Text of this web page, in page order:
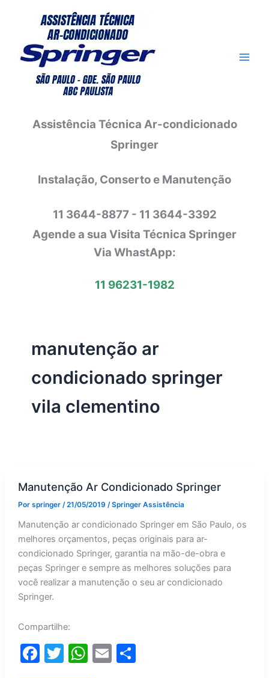
conteúdo
Assistência Técnica Ar-condicionado
Springer
Instalação, Conserto e Manutenção
11 3644-8877 - 11 3644-3392
Agende a sua Visita Técnica Springer
Via WhastApp:
11 96231-1982
manutenção ar
condicionado springer
vila clementino
Manutenção Ar Condicionado Springer
Por springer /21/05/2019 /Springer Assistência
Manutenção ar condicionado Springer em São Paulo, os
melhores orçamentos, peças originais para ar-
condicionado Springer, garantia na mão-de-obra e
peças Springer e sempre as melhores soluções para
você realizar a manutenção o seu ar condicionado
Springer.
Compartilhe:
F T W E S